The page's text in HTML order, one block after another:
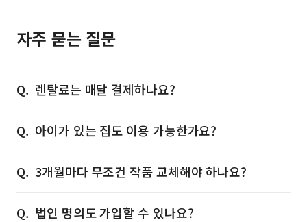
자주 묻는 질문
렌탈료는 매달 결제하나요?
아이가 있는 집도 이용 가능한가요?
3개월마다 무조건 작품 교체해야 하나요?
법인 명의도 가입할 수 있나요?